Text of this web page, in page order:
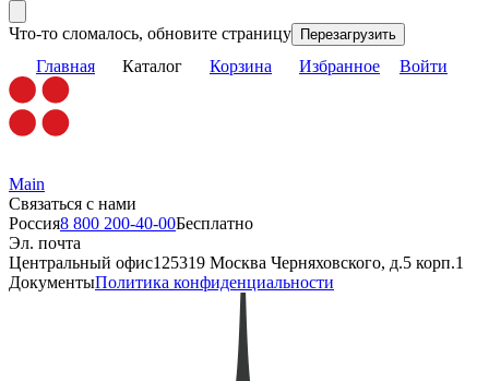
Что-то сломалось, обновите страницу Перезагрузить
Главная Каталог Корзина Избранное Войти
Main
Связаться с нами
Россия8 800 200-40-00Бесплатно
Эл. почта
Центральный офис125319 Москва Черняховского, д.5 корп.1
ДокументыПолитика конфиденциальности